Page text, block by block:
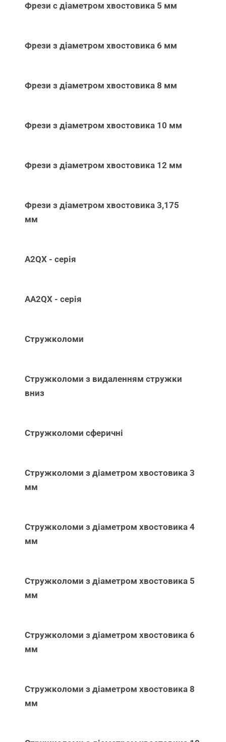
Фрези с діаметром хвостовика 5 мм
Фрези з діаметром хвостовика 6 мм
Фрези з діаметром хвостовика 8 мм
Фрези з діаметром хвостовика 10 мм
Фрези з діаметром хвостовика 12 мм
Фрези з діаметром хвостовика 3,175
мм
A2QX - серія
AA2QX - серія
Стружколоми
Стружколоми з видаленням стружки
вниз
Стружколоми сферичні
Стружколоми з діаметром хвостовика 3
мм
Стружколоми з діаметром хвостовика 4
мм
Стружколоми з діаметром хвостовика 5
мм
Стружколоми з діаметром хвостовика 6
мм
Стружколоми з діаметром хвостовика 8
мм